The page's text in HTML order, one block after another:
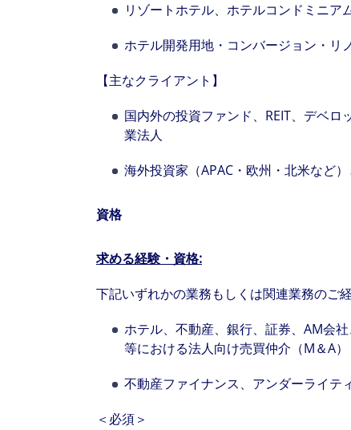
リゾートホテル、ホテルコンドミニ
ホテル開発用地・コンバージョン・リ
【主なクライアント】
国内外の投資ファンド、REIT、デベ
業法人
海外投資家（APAC・欧州・北米など
資格
求める経験・資格:
下記いずれかの業務もしくは関連業務のご
ホテル、不動産、銀行、証券、AM会
等における法人向け売買仲介（M＆A
不動産ファイナンス、アンダーライテ
＜必須＞
The world
leading
show you